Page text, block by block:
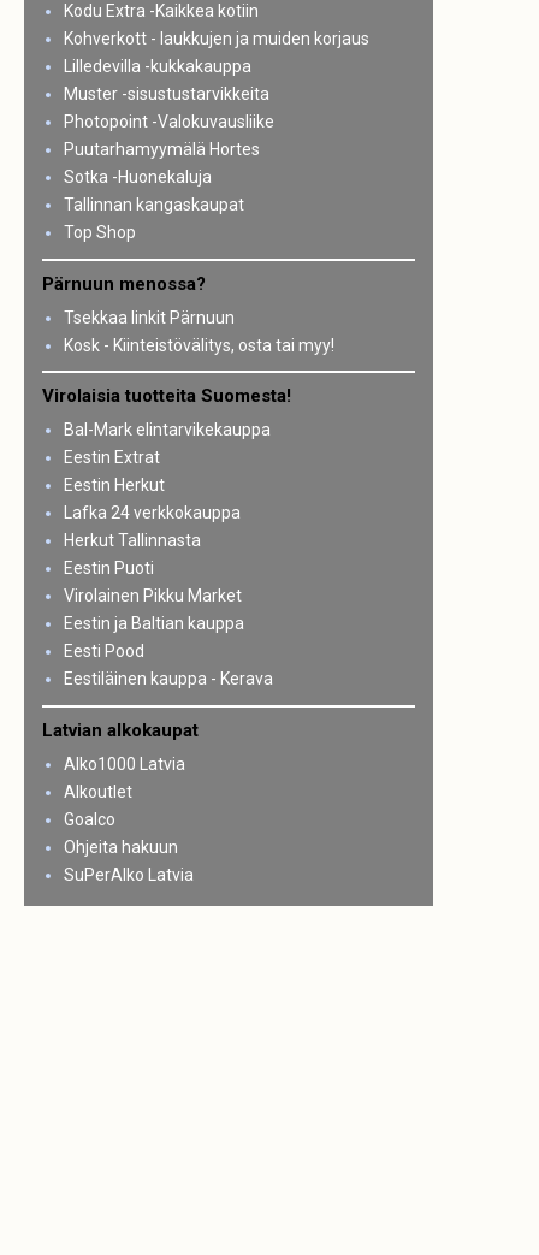
Kodu Extra -Kaikkea kotiin
Kohverkott - laukkujen ja muiden korjaus
Lilledevilla -kukkakauppa
Muster -sisustustarvikkeita
Photopoint -Valokuvausliike
Puutarhamyymälä Hortes
Sotka -Huonekaluja
Tallinnan kangaskaupat
Top Shop
Pärnuun menossa?
Tsekkaa linkit Pärnuun
Kosk - Kiinteistövälitys, osta tai myy!
Virolaisia tuotteita Suomesta!
Bal-Mark elintarvikekauppa
Eestin Extrat
Eestin Herkut
Lafka 24 verkkokauppa
Herkut Tallinnasta
Eestin Puoti
Virolainen Pikku Market
Eestin ja Baltian kauppa
Eesti Pood
Eestiläinen kauppa - Kerava
Latvian alkokaupat
Alko1000 Latvia
Alkoutlet
Goalco
Ohjeita hakuun
SuPerAlko Latvia